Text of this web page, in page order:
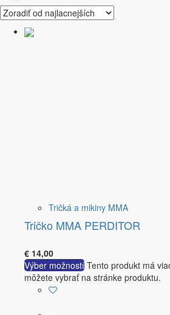
Tričká a mikiny MMA
Tričko MMA PERDITOR
€ 14,00
Výber možností Tento produkt má
môžete vybrať na stránke produktu.